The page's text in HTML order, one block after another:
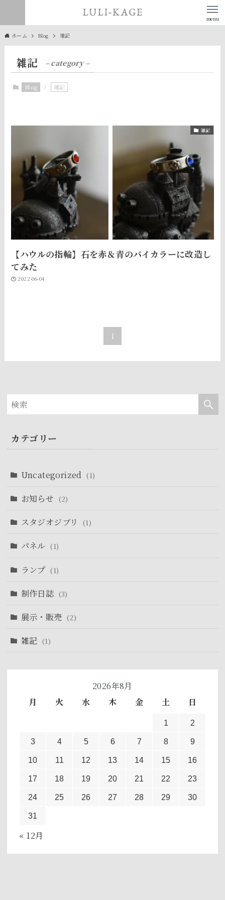
menu
ホーム Blog 雑記
雑記 – category –
Blog 雑記
雑記
【ハウルの指輪】石を赤＆青のバイカラーに改造し
てみた
2022-06-04
1
カテゴリー
Uncategorized (1)
お知らせ (2)
スタジオジブリ (1)
パネル (1)
ランプ (1)
制作日誌 (3)
展示・販売 (2)
雑記 (1)
2026年8月
月
火 水 木 金 土 日
1 2
3 4 5 6 7 8 9
10 11 12 13 14 15 16
17 18 19 20 21 22 23
24 25 26 27 28 29 30
31
« 12月